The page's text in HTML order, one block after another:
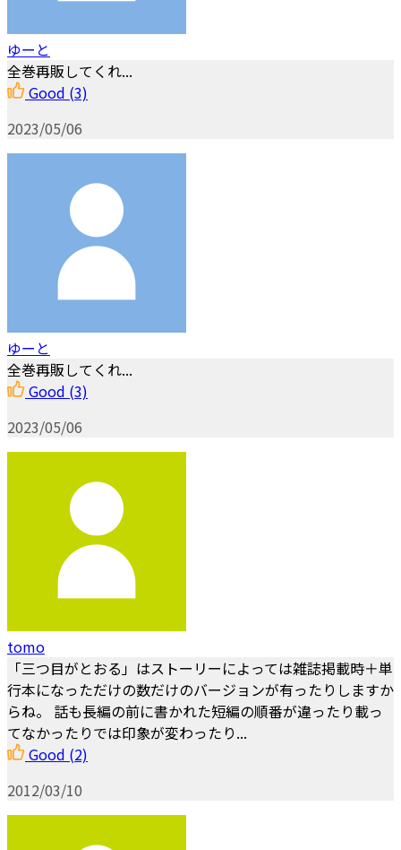
ゆーと
全巻再販してくれ...
Good (3)
2023/05/06
ゆーと
全巻再販してくれ...
Good (3)
2023/05/06
tomo
「三つ目がとおる」はストーリーによっては雑誌掲載時＋単
行本になっただけの数だけのバージョンが有ったりしますか
らね。 話も長編の前に書かれた短編の順番が違ったり載っ
てなかったりでは印象が変わったり...
Good (2)
2012/03/10